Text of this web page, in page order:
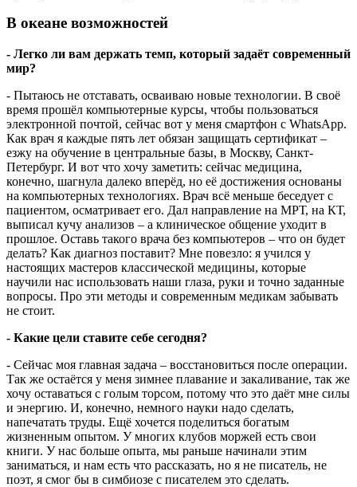
В океане возможностей
- Легко ли вам держать темп, который задаёт современный
мир?
- Пытаюсь не отставать, осваиваю новые технологии. В своё
время прошёл компьютерные курсы, чтобы пользоваться
электронной почтой, сейчас вот у меня смартфон с WhatsApp.
Как врач я каждые пять лет обязан защищать сертификат –
езжу на обучение в центральные базы, в Москву, Санкт-
Петербург. И вот что хочу заметить: сейчас медицина,
конечно, шагнула далеко вперёд, но её достижения основаны
на компьютерных технологиях. Врач всё меньше беседует с
пациентом, осматривает его. Дал направление на МРТ, на КТ,
выписал кучу анализов – а клиническое общение уходит в
прошлое. Оставь такого врача без компьютеров – что он будет
делать? Как диагноз поставит? Мне повезло: я учился у
настоящих мастеров классической медицины, которые
научили нас использовать наши глаза, руки и точно заданные
вопросы. Про эти методы и современным медикам забывать
не стоит.
- Какие цели ставите себе сегодня?
- Сейчас моя главная задача – восстановиться после операции.
Так же остаётся у меня зимнее плавание и закаливание, так же
хочу оставаться с голым торсом, потому что это даёт мне силы
и энергию. И, конечно, немного науки надо сделать,
напечатать труды. Ещё хочется поделиться богатым
жизненным опытом. У многих клубов моржей есть свои
книги. У нас больше опыта, мы раньше начинали этим
заниматься, и нам есть что рассказать, но я не писатель, не
поэт, я смог бы в симбиозе с писателем это сделать.